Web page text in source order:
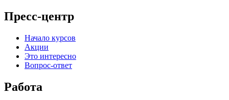
Пресс-центр
Начало курсов
Акции
Это интересно
Вопрос-ответ
Работа